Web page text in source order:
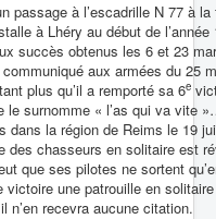
passage à l’escadrille N 77 à
à Lhéry au début de
succès obtenus les 6 et 23
aux armées du 25
plus qu’il a remporté sa 6e
le surnomme « l’as qui va vite
dans la région de Reims le 19
des chasseurs en solitaire est
que ses pilotes ne sortent
victoire une patrouille en
n’en recevra aucune citation.